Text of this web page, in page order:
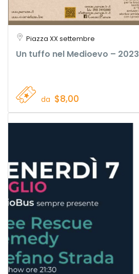
Piazza XX settembre
Un tuffo nel Medioevo – 2023
da $8,00